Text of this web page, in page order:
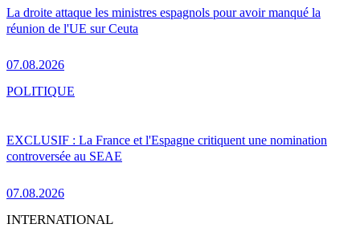
La droite attaque les ministres espagnols pour avoir manqué la
réunion de l'UE sur Ceuta
07.08.2026
EXCLUSIF : La France et l'Espagne critiquent une nomination
controversée au SEAE
07.08.2026
POLITIQUE
INTERNATIONAL